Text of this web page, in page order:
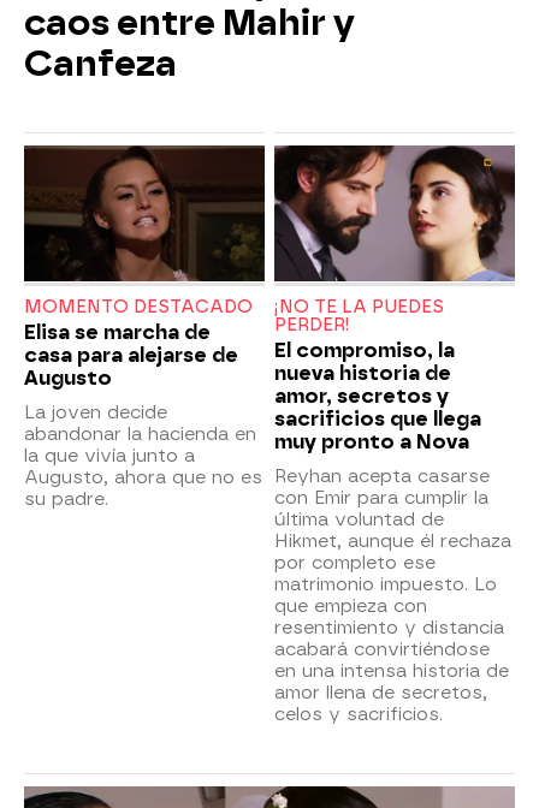
caos entre Mahir y
Canfeza
MOMENTO DESTACADO
Elisa se marcha de
casa para alejarse de
Augusto
La joven decide
abandonar la hacienda en
la que vivía junto a
Augusto, ahora que no es
su padre.
¡NO TE LA PUEDES
PERDER!
El compromiso, la
nueva historia de
amor, secretos y
sacrificios que llega
muy pronto a Nova
Reyhan acepta casarse
con Emir para cumplir la
última voluntad de
Hikmet, aunque él rechaza
por completo ese
matrimonio impuesto. Lo
que empieza con
resentimiento y distancia
acabará convirtiéndose
en una intensa historia de
amor llena de secretos,
celos y sacrificios.